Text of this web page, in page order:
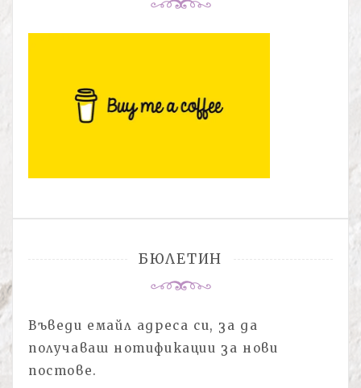
БЮЛЕТИН
Въведи емайл адреса си, за да
получаваш нотификации за нови
постове.